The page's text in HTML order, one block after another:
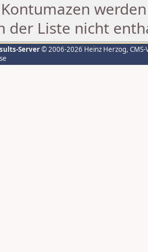
Kontumazen
der Liste nicht
Server© 2006-2026 Heinz Herzog,